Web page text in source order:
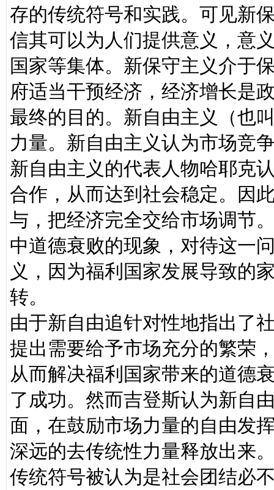
存的传统符号和实践。可见新
信其可以为人们提供意义，意
国家等集体。新保守主义介于
府适当干预经济，经济增长是
最终的目的。新自由主义（也
力量。新自由主义认为市场竞
新自由主义的代表人物哈耶克
合作，从而达到社会稳定。因
与，把经济完全交给市场调节
中道德衰败的现象，对待这一
义，因为福利国家发展导致的
转。
由于新自由追针对性地指出了
提出需要给予市场充分的繁荣
从而解决福利国家带来的道德
了成功。然而吉登斯认为新自
面，在鼓励市场力量的自由发
深远的去传统性力量释放出来
传统符号被认为是社会团结必